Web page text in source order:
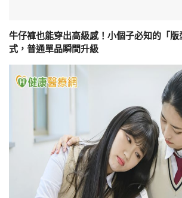
牛仔褲也能穿出高級感！小個子必知的「
式，普通單品瞬間升級